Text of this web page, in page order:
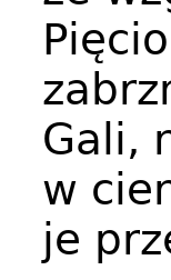
Gali,
w
je